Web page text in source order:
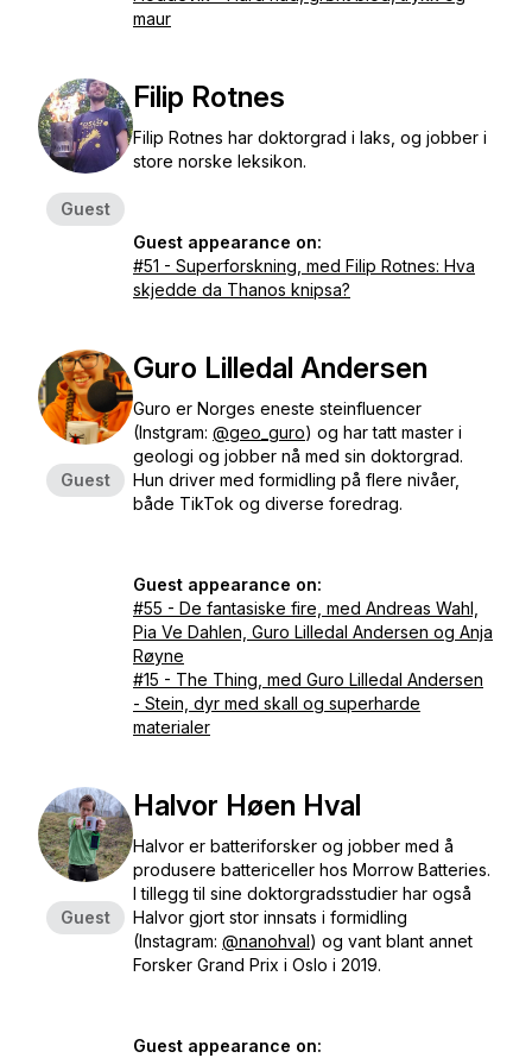
maur
Guest
Filip Rotnes
Filip Rotnes har doktorgrad i laks, og jobber i
store norske leksikon.
Guest appearance on:
#51 - Superforskning, med Filip Rotnes: Hva
skjedde da Thanos knipsa?
Guest
Guro Lilledal Andersen
Guro er Norges eneste steinfluencer
(Instgram: @geo_guro) og har tatt master i
geologi og jobber nå med sin doktorgrad.
Hun driver med formidling på flere nivåer,
både TikTok og diverse foredrag.
Guest appearance on:
#55 - De fantasiske fire, med Andreas Wahl,
Pia Ve Dahlen, Guro Lilledal Andersen og Anja
Røyne
#15 - The Thing, med Guro Lilledal Andersen
- Stein, dyr med skall og superharde
materialer
Guest
Halvor Høen Hval
Halvor er batteriforsker og jobber med å
produsere battericeller hos Morrow Batteries.
I tillegg til sine doktorgradsstudier har også
Halvor gjort stor innsats i formidling
(Instagram: @nanohval) og vant blant annet
Forsker Grand Prix i Oslo i 2019.
Guest appearance on: